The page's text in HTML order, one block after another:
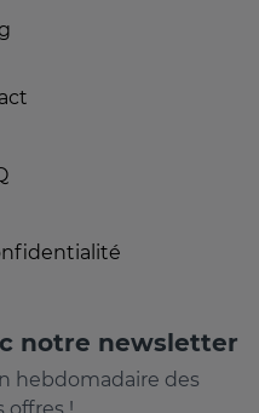
notre newsletter
hebdomadaire des